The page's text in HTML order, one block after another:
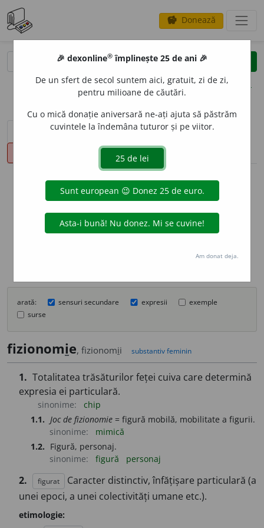
savings Donează
clear
opțiuni
sinteza definițiilor (1) definiții (20)
declinări
info
Aceste definiții sunt compilate de
echipa dexonline. Definițiile
originale se află pe filadefiniții.
Puteți reordona filele pe pagina de
arată: sensuri secundare expresii
exemple
surse
fizionomie, fizionomii substantiv feminin
1. Totalitatea trăsăturilor feței cuiva care determină
expresia ei particulară.
sinonime:
chip
1.1. Joc de fizionomie = figură mobilă, mobilitate a figurii.
sinonime:
mimică
1.2. Figură, personaj.
sinonime:
figură personaj
2. figurat
Caracter distinctiv, înfățișare particulară (a
unei epoci, a unei colectivități umane etc.).
etimologie:
🎉 dexonline® împlinește 25 de ani 🎉
De un sfert de secol suntem aici, gratuit, zi de zi,
pentru milioane de căutări.
Cu o mică donație aniversară ne-ați ajuta să păstrăm
cuvintele la îndemâna tuturor și pe viitor.
Am donat deja.